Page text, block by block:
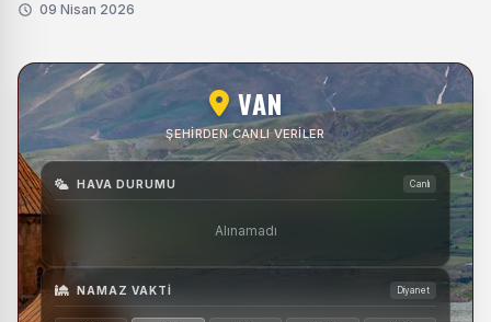
09 Nisan 2026
VAN
ŞEHIRDEN CANLI VERILER
HAVA DURUMU Canlı
Alınamadı
NAMAZ VAKTI Diyanet